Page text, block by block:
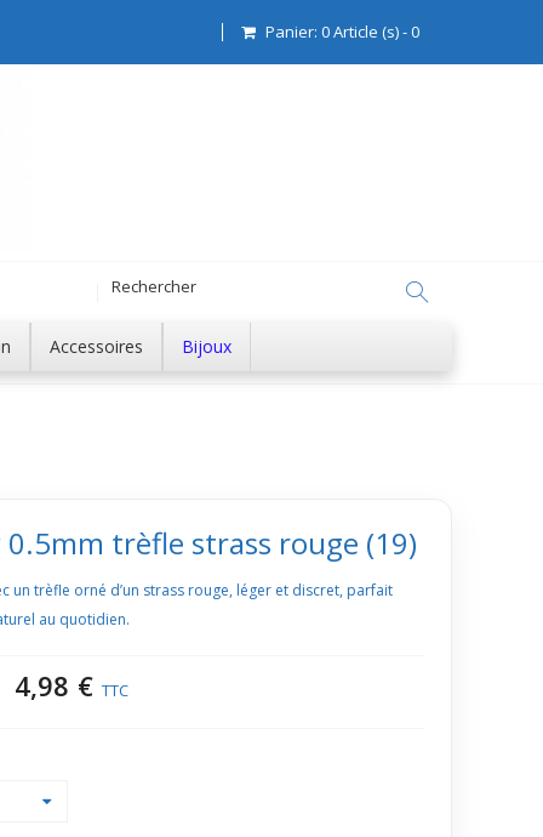
Panier: 0Article (s)-0
Accessoires Bijoux
0.5mm trèfle strass rouge (19)
un trèfle orné d’un strass rouge, léger et discret, parfait
au quotidien.
4,98 € TTC